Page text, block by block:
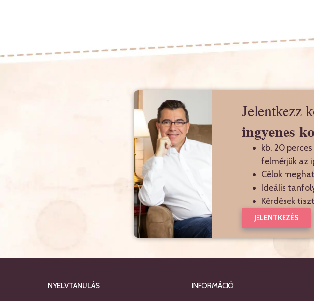
Jelentkezz
ingyenes
kb. 20
felmérjük az
Célok
Ideális
Kérdések
JELENTKEZÉS
NYELVTANULÁS INFORMÁCIÓ